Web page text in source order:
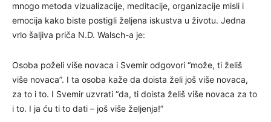
mnogo metoda vizualizacije, meditacije, organizacije misli i
emocija kako biste postigli željena iskustva u životu. Jedna
vrlo šaljiva priča N.D. Walsch-a je:
Osoba poželi više novaca i Svemir odgovori “može, ti želiš
više novaca”. I ta osoba kaže da doista želi još više novaca,
za to i to. I Svemir uzvrati “da, ti doista želiš više novaca za to
i to. I ja ću ti to dati – još više željenja!”